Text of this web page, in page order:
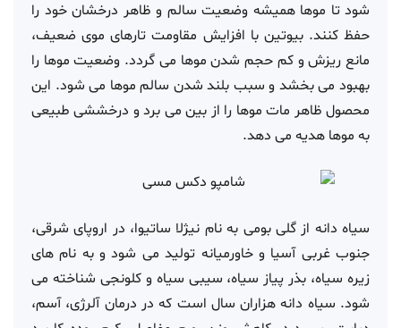
شود تا موها همیشه وضعیت سالم و ظاهر درخشان خود را
حفظ کنند. بیوتین با افزایش مقاومت تارهای موی ضعیف،
مانع ریزش و کم حجم شدن موها می گردد. وضعیت موها را
بهبود می بخشد و سبب بلند شدن سالم موها می شود. این
محصول ظاهر مات موها را از بین می برد و درخششی طبیعی
به موها هدیه می دهد.
سیاه دانه از گلی بومی به نام نیژلا ساتیوا، در اروپای شرقی،
جنوب غربی آسیا و خاورمیانه تولید می شود و به نام های
زیره سیاه، بذر پیاز سیاه، سیبی سیاه و کلونجی شناخته می
شود. سیاه دانه هزاران سال است که در درمان آلرژی، آسم،